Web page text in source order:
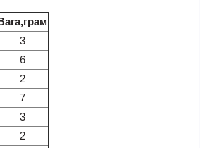
3
6
2
7
3
2